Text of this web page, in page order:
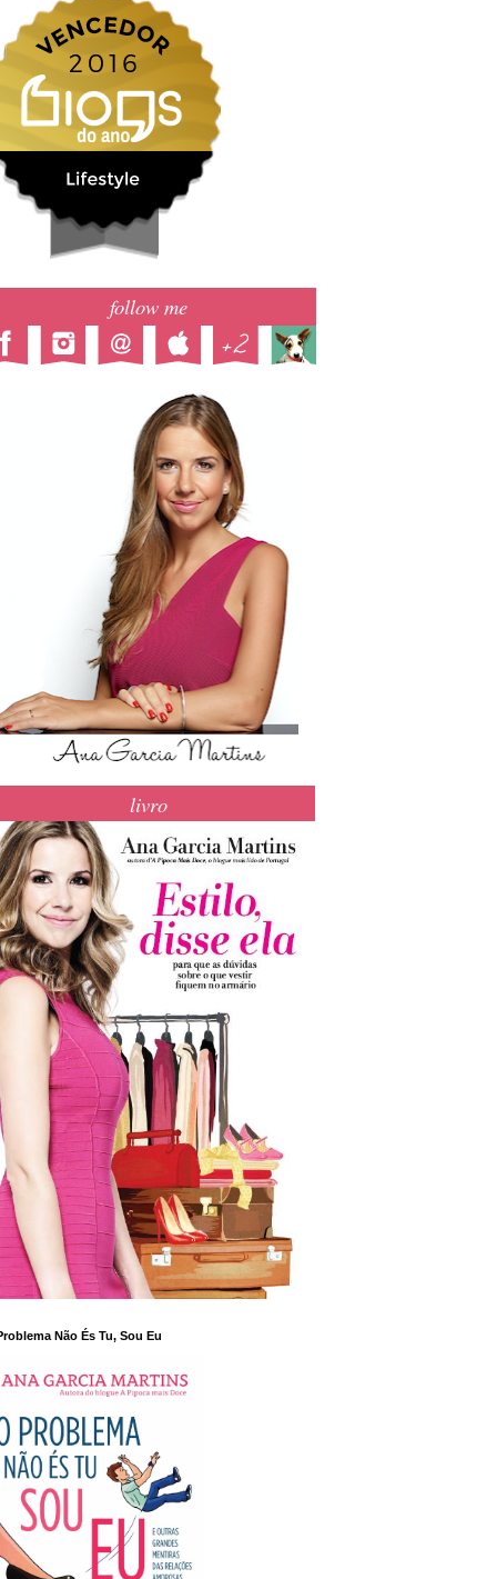
follow me
livro
Não És Tu, Sou Eu